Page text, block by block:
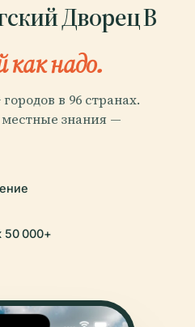
Дворец В
как надо.
в 96 странах.
знания —
50 000+